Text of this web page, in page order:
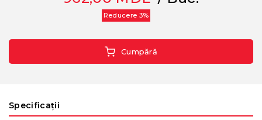
Reducere 3%
Cumpără
Specificații